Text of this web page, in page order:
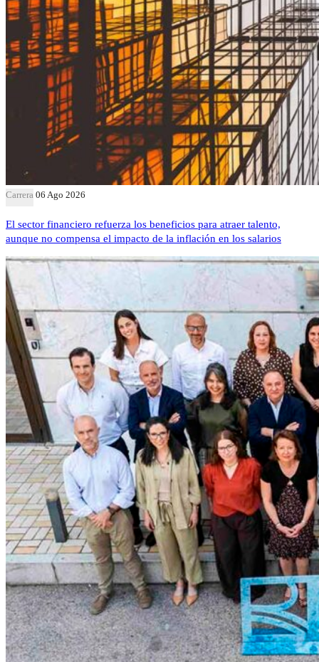
Carrera 06 Ago 2026
El sector financiero refuerza los beneficios para atraer talento,
aunque no compensa el impacto de la inflación en los salarios